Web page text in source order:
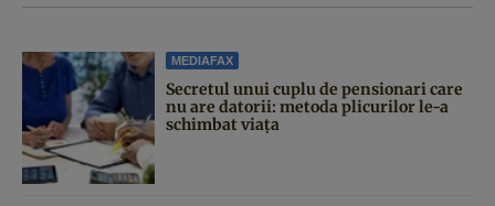
MEDIAFAX
Secretul unui cuplu de pensionari care
nu are datorii: metoda plicurilor le-a
schimbat viața